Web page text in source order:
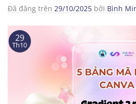
Đã đăng trên 29/10/2025 bởi Bình
29
Th10